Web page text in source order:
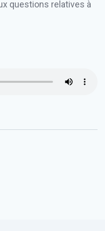
questions relatives à